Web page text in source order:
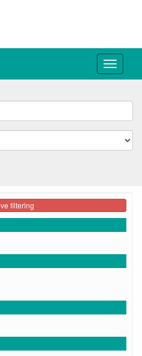
Toggle
filtering